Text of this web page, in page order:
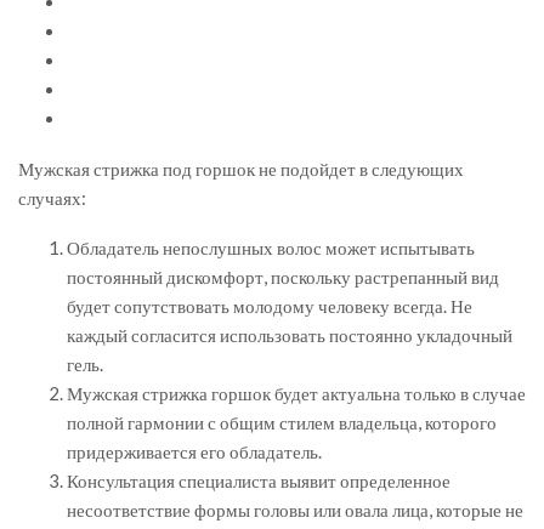
Мужская стрижка под горшок не подойдет в следующих
случаях:
Обладатель непослушных волос может испытывать
постоянный дискомфорт, поскольку растрепанный вид
будет сопутствовать молодому человеку всегда. Не
каждый согласится использовать постоянно укладочный
гель.
Мужская стрижка горшок будет актуальна только в случае
полной гармонии с общим стилем владельца, которого
придерживается его обладатель.
Консультация специалиста выявит определенное
несоответствие формы головы или овала лица, которые не